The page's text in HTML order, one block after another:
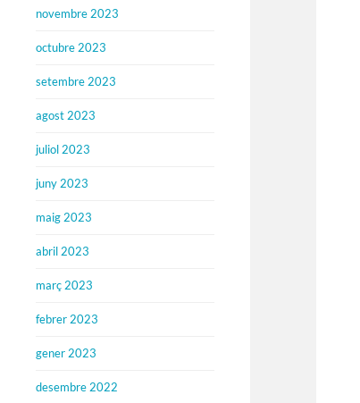
novembre 2023
octubre 2023
setembre 2023
agost 2023
juliol 2023
juny 2023
maig 2023
abril 2023
març 2023
febrer 2023
gener 2023
desembre 2022